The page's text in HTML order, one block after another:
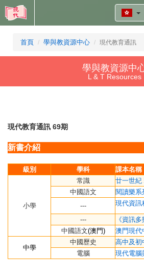
首頁 學與教資源中心 現代教育通訊
學與教資源中
L & T Resources
現代教育通訊 69期
新書介紹
級別 學科 課本名稱
小學
常識 廿一世紀
中國語文
閱讀樂系
---
現代資訊
---
《資訊
中國語文(澳門) 澳 門現代
中學
中國歷史
高中及初
電腦
現代電